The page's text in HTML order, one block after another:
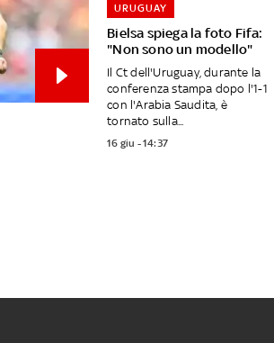
Bielsa spiega la foto Fifa:
"Non sono un modello"
URUGUAY
Il Ct dell'Uruguay, durante la
conferenza stampa dopo l'1-1
con l'Arabia Saudita, è
tornato sulla...
16 giu - 14:37